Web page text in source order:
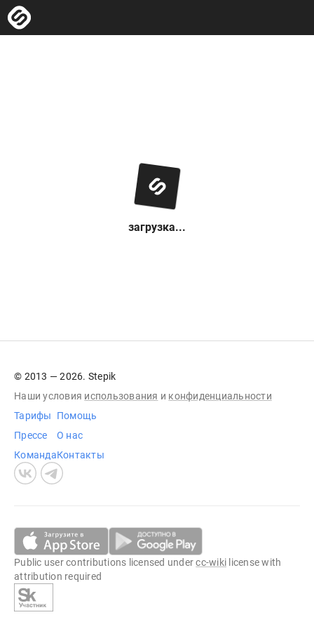
загрузка...
© 2013 — 2026. Stepik
Наши условия использования и конфиденциальности
Тарифы
Прессе
Команда
Помощь
О нас
Контакты
Public user contributions licensed undercc-wiki license with
attribution required